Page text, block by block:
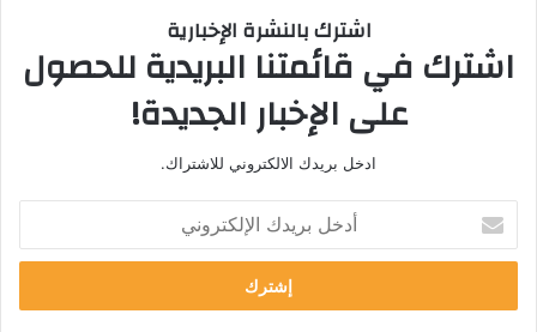
اشترك بالنشرة الإخبارية
اشترك في قائمتنا البريدية للحصول
على الإخبار الجديدة!
ادخل بريدك الالكتروني للاشتراك.
بريدك
الإلكتروني